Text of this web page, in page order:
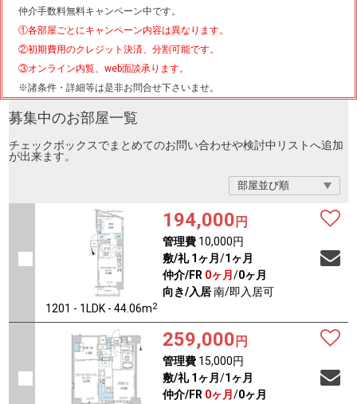
仲介手数料無料キャンペーン中です。
①各部屋ごとにキャンペーン内容は異なります。
②初期費用のクレジット決済、分割可能です。
③オンライン内覧、web面談承ります。
※諸条件・詳細等は是非お問合せ下さいませ。
募集中のお部屋一覧
チェックボックスでまとめてのお問い合わせや検討中リストへ追加
が出来ます。
1201 - 1LDK - 44.06m2
194,000 円
管理費10,000円
敷/礼 1ヶ月 /1ヶ月
仲介/FR 0ヶ月 /0ヶ月
向き/入居南/即入居可
259,000 円
管理費15,000円
敷/礼 1ヶ月 /1ヶ月
仲介/FR 0ヶ月 /0ヶ月